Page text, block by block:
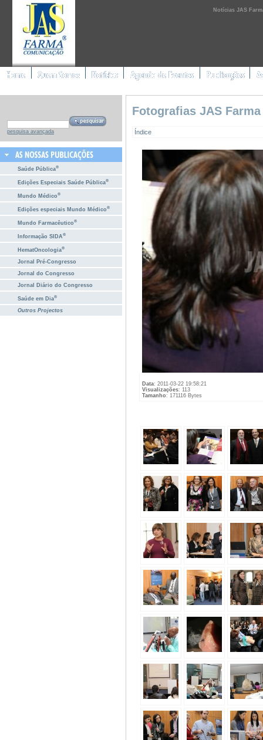
Notícias JAS
pesquisa avançada
Saúde Pública®
Edições Especiais Saúde Pública®
Mundo Médico®
Edições especiais Mundo Médico®
Mundo Farmacêutico®
Informação SIDA®
HematOncologia®
Jornal Pré-Congresso
Jornal do Congresso
Jornal Diário do Congresso
Saúde em Dia®
Outros Projectos
Fotografias JAS
Índice
Data: 2011-03-22 19:58:21
Visualizações: 113
Tamanho: 171116 Bytes